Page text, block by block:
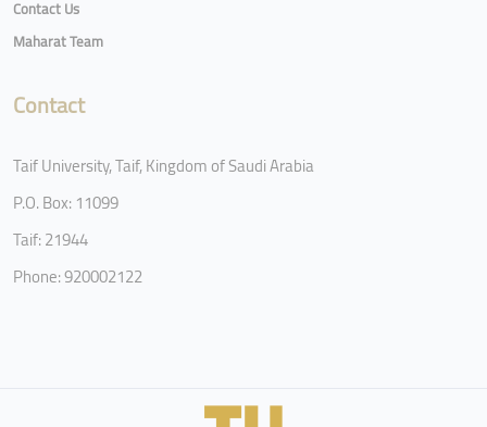
Contact Us
Maharat Team
Contact
Taif University, Taif, Kingdom of Saudi Arabia
P.O. Box: 11099
Taif: 21944
Phone: 920002122